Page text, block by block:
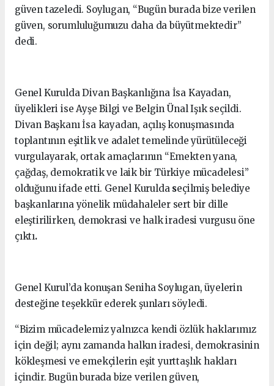
güven tazeledi. Soylugan, “Bugün burada bize verilen
güven, sorumluluğumuzu daha da büyütmektedir”
dedi.
Genel Kurulda Divan Başkanlığına İsa Kayadan,
üyelikleri ise Ayşe Bilgi ve Belgin Ünal Işık seçildi.
Divan Başkanı İsa kayadan, açılış konuşmasında
toplantının eşitlik ve adalet temelinde yürütüleceği
vurgulayarak, ortak amaçlarının “Emekten yana,
çağdaş, demokratik ve laik bir Türkiye mücadelesi”
olduğunu ifade etti. Genel Kurulda seçilmiş belediye
başkanlarına yönelik müdahaleler sert bir dille
eleştirilirken, demokrasi ve halk iradesi vurgusu öne
çıktı.
Genel Kurul’da konuşan Seniha Soylugan, üyelerin
desteğine teşekkür ederek şunları söyledi.
“Bizim mücadelemiz yalnızca kendi özlük haklarımız
için değil; aynı zamanda halkın iradesi, demokrasinin
kökleşmesi ve emekçilerin eşit yurttaşlık hakları
içindir. Bugün burada bize verilen güven,